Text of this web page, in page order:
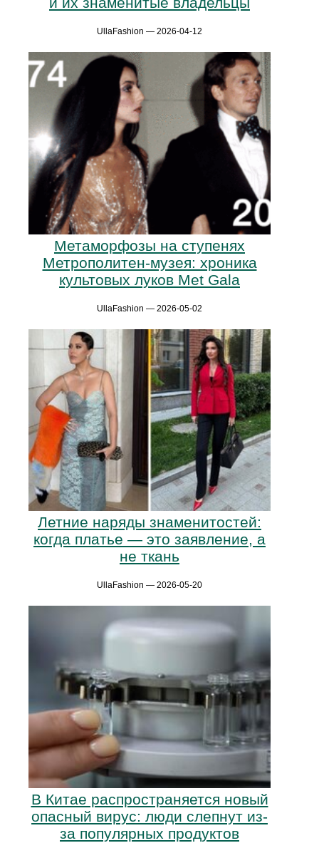
UllaFashion — 2026-04-12
Метаморфозы на ступенях
Метрополитен-музея: хроника
культовых луков Met Gala
UllaFashion — 2026-05-02
Летние наряды знаменитостей:
когда платье — это заявление, а
не ткань
UllaFashion — 2026-05-20
В Китае распространяется новый
опасный вирус: люди слепнут из-
за популярных продуктов